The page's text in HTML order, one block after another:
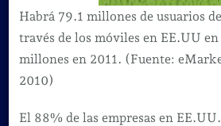
Habrá 79.1 millones de usuarios
través de los móviles en EE.UU
millones en 2011. (Fuente:
2010)
El 88% de las empresas en